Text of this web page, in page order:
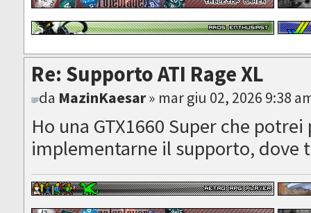
Re: Supporto ATI Rage XL
da MazinKaesar» mar giu 02, 2026 9:38
Ho una GTX1660 Super che
implementarne il supporto, dove